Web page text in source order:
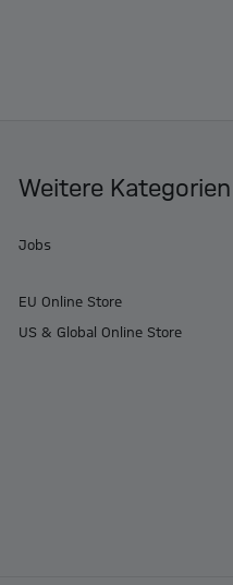
Weitere Kategorien
Jobs
EU Online Store
US & Global Online Store